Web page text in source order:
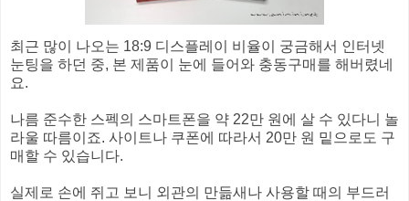
최근 많이 나오는 18:9 디스플레이 비율이 궁금해서 인터넷
눈팅을 하던 중, 본 제품이 눈에 들어와 충동구매를 해버렸네
요.
나름 준수한 스펙의 스마트폰을 약 22만 원에 살 수 있다니 놀
라울 따름이죠. 사이트나 쿠폰에 따라서 20만 원 밑으로도 구
매할 수 있습니다.
실제로 손에 쥐고 보니 외관의 만듦새나 사용할 때의 부드러